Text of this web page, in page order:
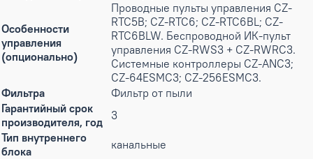
Особенности
управления
(опционально)
Проводные пульты управления CZ-
RTC5B; CZ-RTC6; CZ-RTC6BL; CZ-
RTC6BLW. Беспроводной ИК-пульт
управления CZ-RWS3 + CZ-RWRC3.
Системные контроллеры CZ-ANC3;
CZ-64ESMC3; CZ-256ESMC3.
Фильтра
Фильтр от пыли
Гарантийный срок
производителя, год
3
Тип внутреннего
блока
канальные